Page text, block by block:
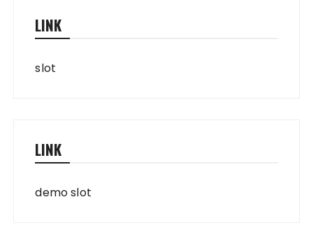
LINK
slot
LINK
demo slot